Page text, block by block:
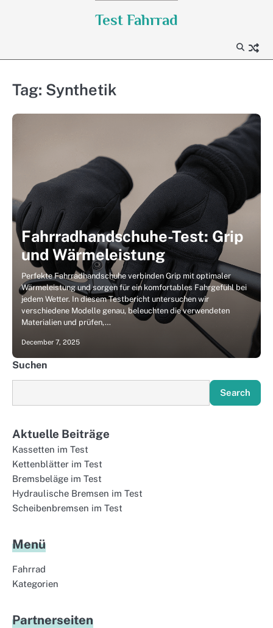
Test Fahrrad
Tag: Synthetik
Fahrradhandschuhe-Test: Grip
und Wärmeleistung
Perfekte Fahrradhandschuhe verbinden Grip mit optimaler
Wärmeleistung und sorgen für ein komfortables Fahrgefühl bei
jedem Wetter. In diesem Testbericht untersuchen wir
verschiedene Modelle genau, beleuchten die verwendeten
Materialien und prüfen,…
December 7, 2025
Suchen
Search
Aktuelle Beiträge
Kassetten im Test
Kettenblätter im Test
Bremsbeläge im Test
Hydraulische Bremsen im Test
Scheibenbremsen im Test
Menü
Fahrrad
Kategorien
Partnerseiten